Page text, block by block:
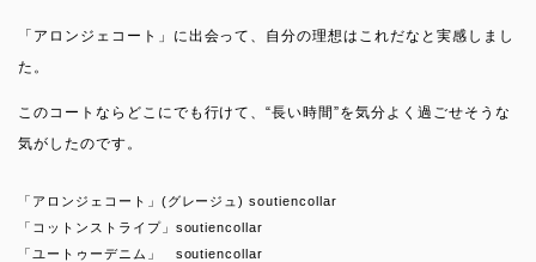
「アロンジェコート」に出会って、自分の理想はこれだなと実感しまし
た。
このコートならどこにでも行けて、“長い時間”を気分よく過ごせそうな
気がしたのです。
「アロンジェコート」(グレージュ) soutiencollar
「コットンストライプ」soutiencollar
「ユートゥーデニム」 soutiencollar